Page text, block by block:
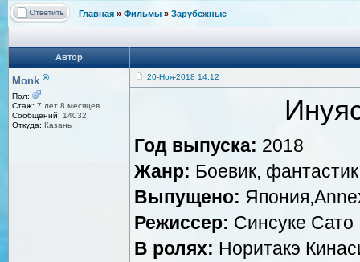
Главная » Фильмы » Зарубежные
Автор
Monk ®
Пол:
Стаж: 7 лет 8 месяцев
Сообщений: 14032
Откуда: Казань
20-Ноя-2018 14:12
Год выпуска: 2018
Жанр: Боевик,
Выпущено:
Режиссер: Синсуке Сато
В ролях: Норитакэ